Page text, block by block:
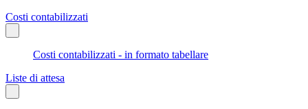
Costi contabilizzati
Costi contabilizzati - in formato tabellare
Liste di attesa